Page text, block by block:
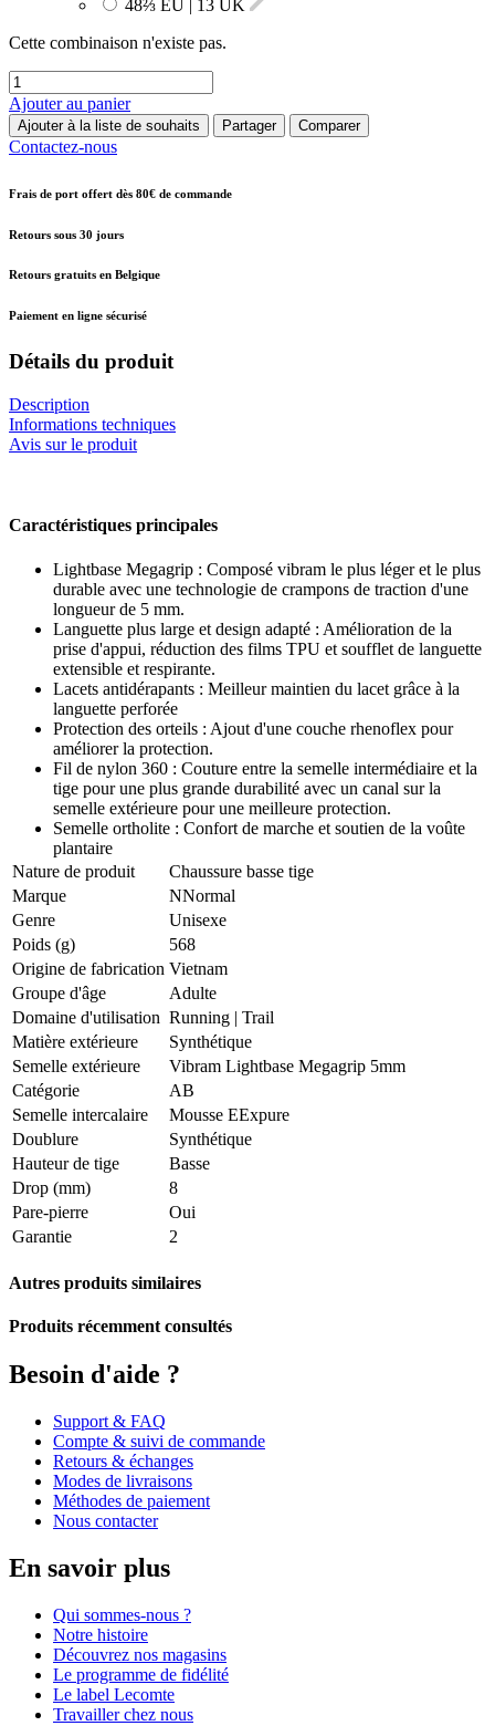
48⅔ EU | 13 UK
Cette combinaison n'existe pas.
Ajouter au panier
Ajouter à la liste de souhaits Partager Comparer
Contactez-nous
Frais de port offert dès 80€ de commande
Retours sous 30 jours
Retours gratuits en Belgique
Paiement en ligne sécurisé
Détails du produit
Description
Informations techniques
Avis sur le produit
Caractéristiques principales
Lightbase Megagrip : Composé vibram le plus léger et le plus
durable avec une technologie de crampons de traction d'une
longueur de 5 mm.
Languette plus large et design adapté : Amélioration de la
prise d'appui, réduction des films TPU et soufflet de languette
extensible et respirante.
Lacets antidérapants : Meilleur maintien du lacet grâce à la
languette perforée
Protection des orteils : Ajout d'une couche rhenoflex pour
améliorer la protection.
Fil de nylon 360 : Couture entre la semelle intermédiaire et la
tige pour une plus grande durabilité avec un canal sur la
semelle extérieure pour une meilleure protection.
Semelle ortholite : Confort de marche et soutien de la voûte
plantaire
Nature de produit
Chaussure basse tige
Marque
NNormal
Genre
Unisexe
Poids (g)
568
Origine de fabrication Vietnam
Groupe d'âge
Adulte
Domaine d'utilisation Running | Trail
Matière extérieure
Synthétique
Semelle extérieure
Vibram Lightbase Megagrip 5mm
Catégorie
AB
Semelle intercalaire
Mousse EExpure
Doublure
Synthétique
Hauteur de tige
Basse
Drop (mm)
8
Pare-pierre
Oui
Garantie
2
Autres produits similaires
Produits récemment consultés
Besoin d'aide ?
Support & FAQ
Compte & suivi de commande
Retours & échanges
Modes de livraisons
Méthodes de paiement
Nous contacter
En savoir plus
Qui sommes-nous ?
Notre histoire
Découvrez nos magasins
Le programme de fidélité
Le label Lecomte
Travailler chez nous